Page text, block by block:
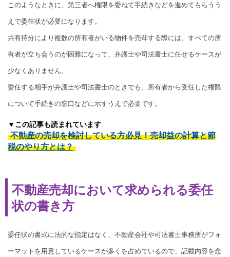
このようなときに、第三者へ権限を委ねて手続きなどを進めてもらうう
えで委任状が必要になります。
共有持分により複数の所有者がいる物件を売却する際には、すべての所
有者が立ち会うのが困難になって、弁護士や司法書士に任せるケースが
少なくありません。
委任する相手が弁護士や司法書士のときでも、所有者から受任した権限
について手続きの窓口などに示すうえで必要です。
▼この記事も読まれています
不動産の売却を検討している方必見！売却益の計算と節
税のやり方とは？
不動産売却において求められる委任
状の書き方
委任状の書式に法的な指定はなく、不動産会社や司法書士事務所がフォ
ーマットを用意しているケースが多くを占めているので、記載内容を念